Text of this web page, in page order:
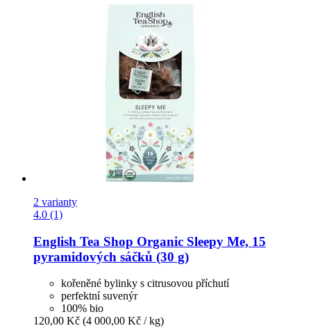
2 varianty
4.0 (1)
English Tea Shop Organic Sleepy Me, 15
pyramidových sáčků (30 g)
kořeněné bylinky s citrusovou příchutí
perfektní suvenýr
100% bio
120,00 Kč (4 000,00 Kč / kg)